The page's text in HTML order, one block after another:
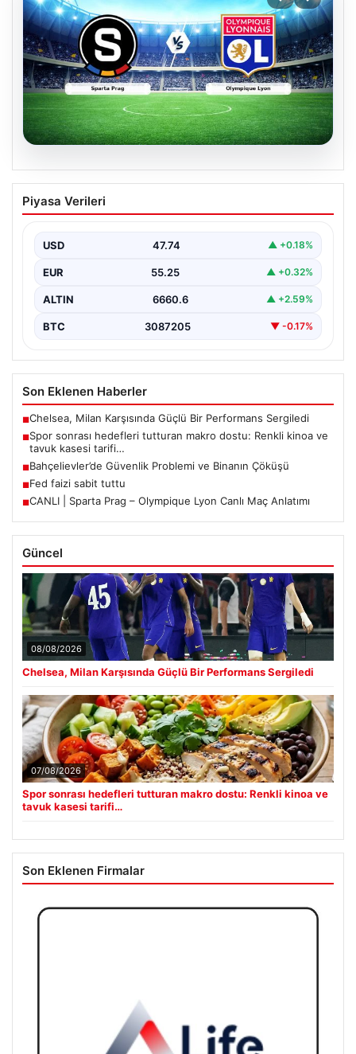
CANLI | Sparta Prag – Olympique Lyon
Canlı Maç Anlatımı
Piyasa Verileri
USD 47.74 ▲ +0.18%
EUR 55.25 ▲ +0.32%
ALTIN 6660.6 ▲ +2.59%
BTC 3087205 ▼ -0.17%
Son Eklenen Haberler
■Chelsea, Milan Karşısında Güçlü Bir Performans Sergiledi
■Spor sonrası hedefleri tutturan makro dostu: Renkli kinoa ve
tavuk kasesi tarifi…
■Bahçelievler’de Güvenlik Problemi ve Binanın Çöküşü
■Fed faizi sabit tuttu
■CANLI | Sparta Prag – Olympique Lyon Canlı Maç Anlatımı
Güncel
08/08/2026
Chelsea, Milan Karşısında Güçlü Bir Performans Sergiledi
07/08/2026
Spor sonrası hedefleri tutturan makro dostu: Renkli kinoa ve
tavuk kasesi tarifi…
Son Eklenen Firmalar